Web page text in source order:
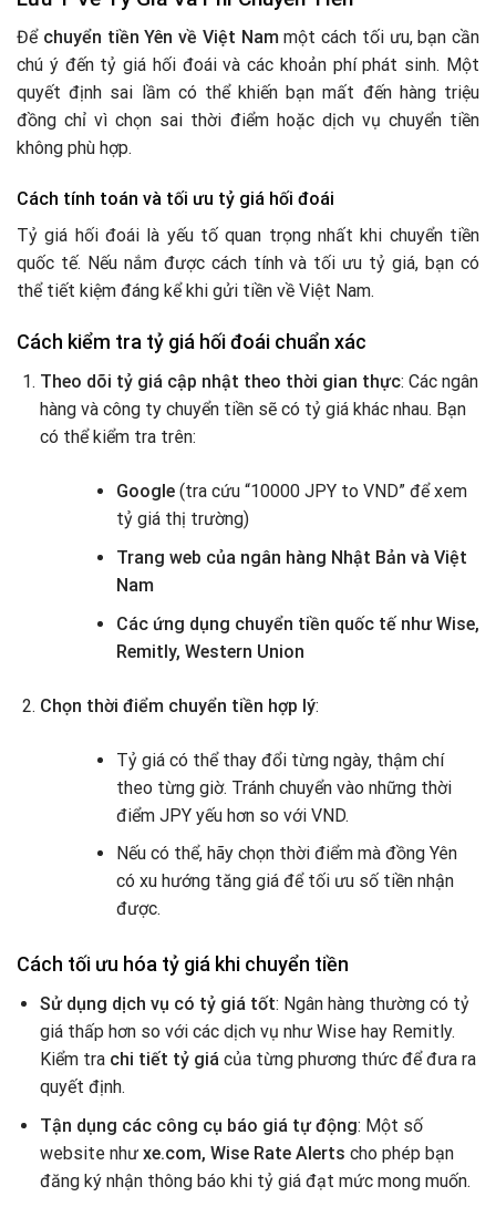
Để chuyển tiền Yên về Việt Nammột cách tối ưu, bạn cần
chú ý đến tỷ giá hối đoái và các khoản phí phát sinh. Một
quyết định sai lầm có thể khiến bạn mất đến hàng triệu
đồng chỉ vì chọn sai thời điểm hoặc dịch vụ chuyển tiền
không phù hợp.
Cách tính toán và tối ưu tỷ giá hối đoái
Tỷ giá hối đoái là yếu tố quan trọng nhất khi chuyển tiền
quốc tế. Nếu nắm được cách tính và tối ưu tỷ giá, bạn có
thể tiết kiệm đáng kể khi gửi tiền về Việt Nam.
Cách kiểm tra tỷ giá hối đoái chuẩn xác
Theo dõi tỷ giá cập nhật theo thời gian thực: Các ngân
hàng và công ty chuyển tiền sẽ có tỷ giá khác nhau. Bạn
có thể kiểm tra trên:
Google(tra cứu “10000 JPY to VND” để xem
tỷ giá thị trường)
Trang web của ngân hàng Nhật Bản và Việt
Nam
Các ứng dụng chuyển tiền quốc tế như Wise,
Remitly, Western Union
Chọn thời điểm chuyển tiền hợp lý:
Tỷ giá có thể thay đổi từng ngày, thậm chí
theo từng giờ. Tránh chuyển vào những thời
điểm JPY yếu hơn so với VND.
Nếu có thể, hãy chọn thời điểm mà đồng Yên
có xu hướng tăng giá để tối ưu số tiền nhận
được.
Cách tối ưu hóa tỷ giá khi chuyển tiền
Sử dụng dịch vụ có tỷ giá tốt: Ngân hàng thường có tỷ
giá thấp hơn so với các dịch vụ như Wise hay Remitly.
Kiểm tra chi tiết tỷ giácủa từng phương thức để đưa ra
quyết định.
Tận dụng các công cụ báo giá tự động: Một số
website như xe.com, Wise Rate Alerts cho phép bạn
đăng ký nhận thông báo khi tỷ giá đạt mức mong muốn.